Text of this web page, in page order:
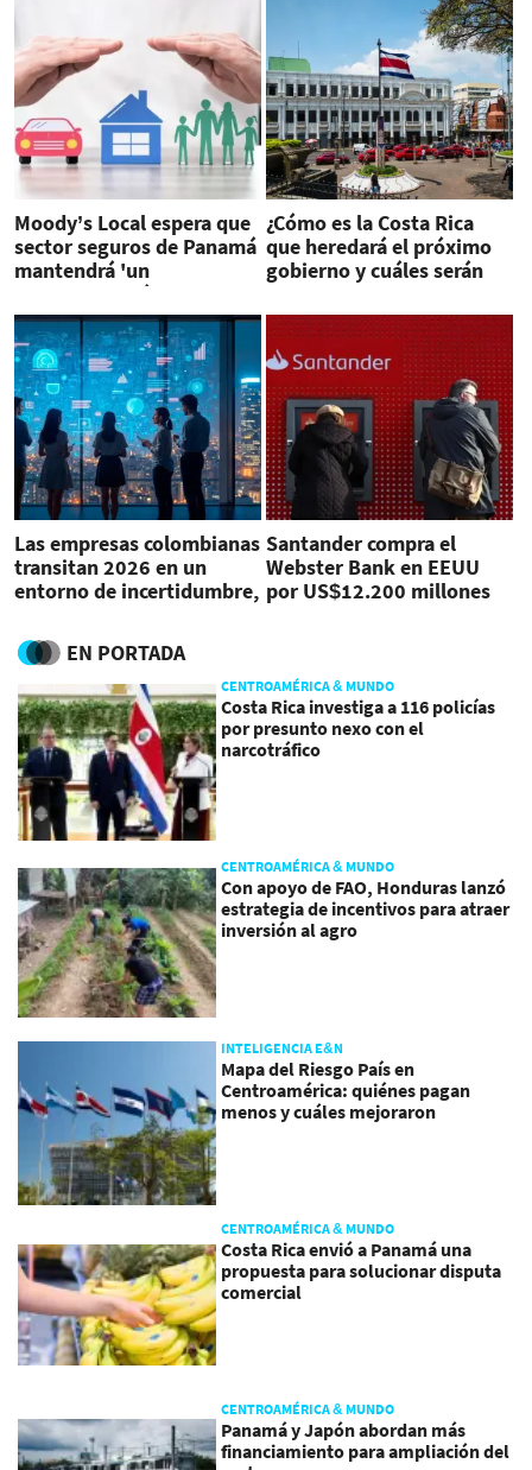
Moody’s Local espera que
sector seguros de Panamá
mantendrá 'un
crecimiento sólido en
2026'
¿Cómo es la Costa Rica
que heredará el próximo
gobierno y cuáles serán
Las empresas colombianas
transitan 2026 en un
entorno de incertidumbre,
Santander compra el
Webster Bank en EEUU
por US$12.200 millones
EN PORTADA
CENTROAMÉRICA & MUNDO
Costa Rica investiga a 116 policías
por presunto nexo con el
narcotráfico
CENTROAMÉRICA & MUNDO
Con apoyo de FAO, Honduras lanzó
estrategia de incentivos para atraer
inversión al agro
INTELIGENCIA E&N
Mapa del Riesgo País en
Centroamérica: quiénes pagan
menos y cuáles mejoraron
CENTROAMÉRICA & MUNDO
Costa Rica envió a Panamá una
propuesta para solucionar disputa
comercial
CENTROAMÉRICA & MUNDO
Panamá y Japón abordan más
financiamiento para ampliación del